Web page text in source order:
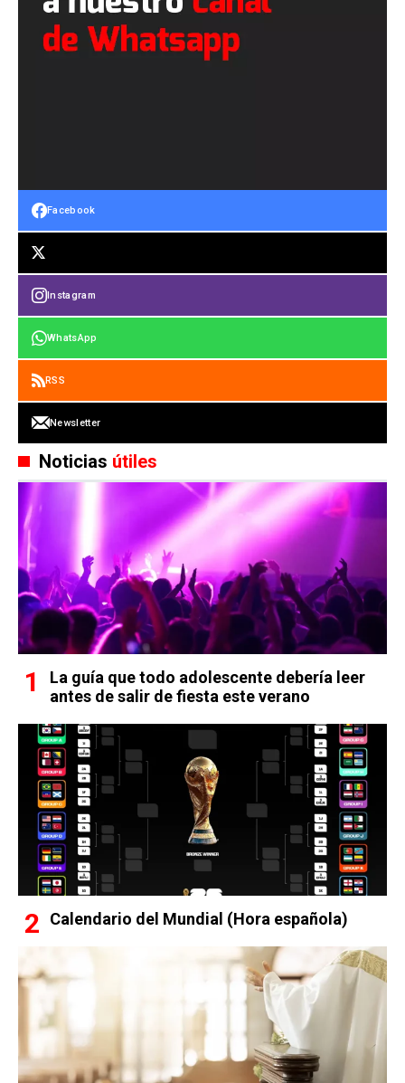
Facebook
Instagram
WhatsApp
RSS
Newsletter
Noticias útiles
La guía que todo adolescente debería leer
antes de salir de fiesta este verano
Calendario del Mundial (Hora española)